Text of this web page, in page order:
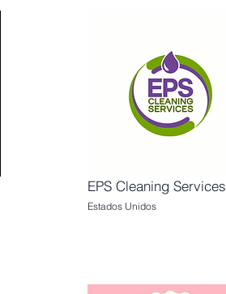
EPS Cleaning Services
Estados Unidos